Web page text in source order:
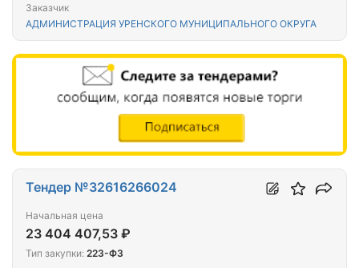
52:05:0110001:727
Заказчик
АДМИНИСТРАЦИЯ УРЕНСКОГО МУНИЦИПАЛЬНОГО ОКРУГА
Тендер №32616266024
Начальная цена
23 404 407,53 ₽
Тип закупки: 223-ФЗ